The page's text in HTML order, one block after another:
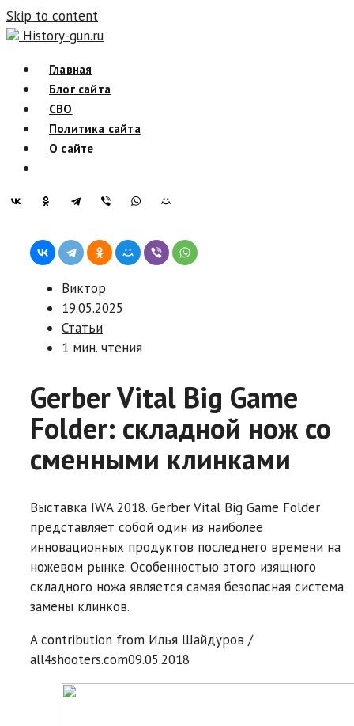
Skip to content
History-gun.ru
Главная
Блог сайта
СВО
Политика сайта
О сайте
Виктор
19.05.2025
Статьи
1 мин. чтения
Gerber Vital Big Game
Folder: складной нож со
сменными клинками
Выставка IWA 2018. Gerber Vital Big Game Folder
представляет собой один из наиболее
инновационных продуктов последнего времени на
ножевом рынке. Особенностью этого изящного
складного ножа является самая безопасная система
замены клинков.
A contribution from Илья Шайдуров /
all4shooters.com09.05.2018